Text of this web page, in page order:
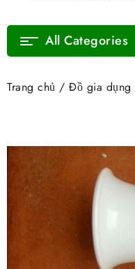
All Categories
Trang chủ / Đồ gia dụng